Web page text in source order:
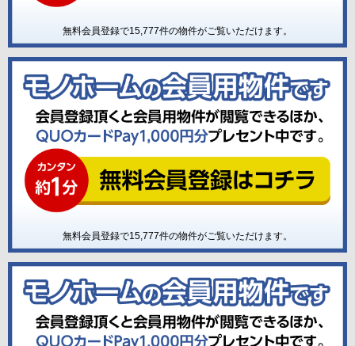
無料会員登録で15,777件の物件がご覧いただけます。
無料会員登録で15,777件の物件がご覧いただけます。